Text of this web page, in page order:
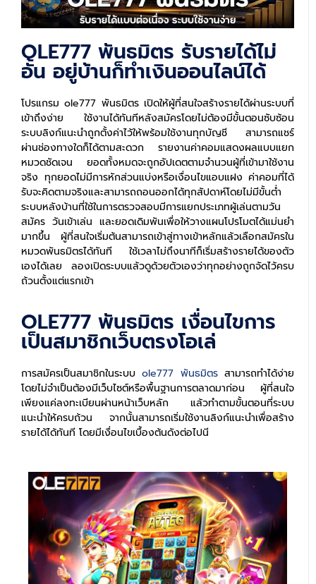
OLE777 พันธมิตร รับรายได้ไม่
อั้น อยู่บ้านก็ทำเงินออนไลน์ได้
โปรแกรม ole777 พันธมิตร เปิดให้ผู้ที่สนใจสร้างรายได้ผ่านระบบที่
เข้าถึงง่าย ใช้งานได้ทันทีหลังสมัครโดยไม่ต้องมีขั้นตอนซับซ้อน
ระบบลิงก์แนะนำถูกตั้งค่าไว้ให้พร้อมใช้งานทุกบัญชี สามารถแชร์
ผ่านช่องทางใดก็ได้ตามสะดวก รายงานค่าคอมแสดงผลแบบแยก
หมวดชัดเจน ยอดทั้งหมดจะถูกอัปเดตตามจำนวนผู้ที่เข้ามาใช้งาน
จริง ทุกยอดไม่มีการหักส่วนแบ่งหรือเงื่อนไขแอบแฝง ค่าคอมที่ได้
รับจะคิดตามจริงและสามารถถอนออกได้ทุกสัปดาห์โดยไม่มีขั้นต่ำ
ระบบหลังบ้านที่ใช้ในการตรวจสอบมีการแยกประเภทผู้เล่นตามวัน
สมัคร วันเข้าเล่น และยอดเดิมพันเพื่อให้วางแผนโปรโมตได้แม่นยำ
มากขึ้น ผู้ที่สนใจเริ่มต้นสามารถเข้าสู่ทางเข้าหลักแล้วเลือกสมัครใน
หมวดพันธมิตรได้ทันที ใช้เวลาไม่ถึงนาทีก็เริ่มสร้างรายได้ของตัว
เองได้เลย ลองเปิดระบบแล้วดูด้วยตัวเองว่าทุกอย่างถูกจัดไว้ครบ
ถ้วนตั้งแต่แรกเข้า
OLE777 พันธมิตร เงื่อนไขการ
เป็นสมาชิกเว็บตรงโอเล่
การสมัครเป็นสมาชิกในระบบole777 พันธมิตรสามารถทำได้ง่าย
โดยไม่จำเป็นต้องมีเว็บไซต์หรือพื้นฐานการตลาดมาก่อน ผู้ที่สนใจ
เพียงแค่ลงทะเบียนผ่านหน้าเว็บหลัก แล้วทำตามขั้นตอนที่ระบบ
แนะนำให้ครบถ้วน จากนั้นสามารถเริ่มใช้งานลิงก์แนะนำเพื่อสร้าง
รายได้ได้ทันที โดยมีเงื่อนไขเบื้องต้นดังต่อไปนี